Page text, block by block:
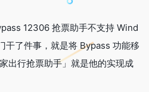
12306 抢票助手不支持 Wind
干了件事，就是将 Bypass 功能移
出行抢票助手」就是他的实现成